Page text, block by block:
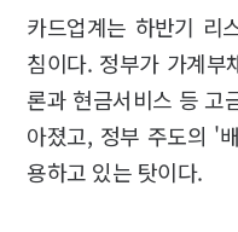
카드업계는 하반기 리
침이다. 정부가 가계부
론과 현금서비스 등 고
아졌고, 정부 주도의 '
용하고 있는 탓이다.